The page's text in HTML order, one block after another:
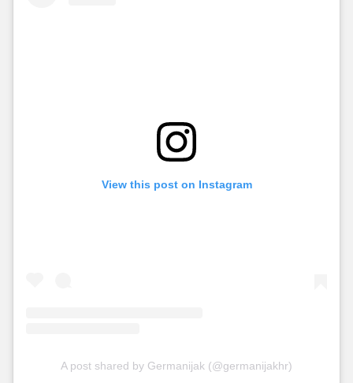
View this post on Instagram
A post shared by Germanijak (@germanijakhr)